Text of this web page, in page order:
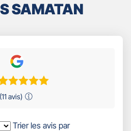
SAMATAN
(11 avis)
Trier les avis par